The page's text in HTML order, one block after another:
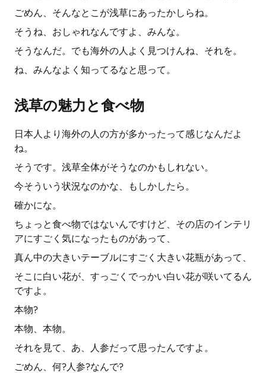
ごめん、そんなとこが浅草にあったかしらね。
そうね、おしゃれなんですよ、みんな。
そうなんだ。でも海外の人よく見つけんね、それを。
ね、みんなよく知ってるなと思って。
浅草の魅力と食べ物
日本人より海外の人の方が多かったって感じなんだよ
ね。
そうです。浅草全体がそうなのかもしれない。
今そういう状況なのかな、もしかしたら。
確かにな。
ちょっと食べ物ではないんですけど、その店のインテリ
アにすごく気になったものがあって、
真ん中の大きいテーブルにすごく大きい花瓶があって、
そこに白い花が、すっごくでっかい白い花が咲いてるん
ですよ。
本物?
本物、本物。
それを見て、あ、人参だって思ったんですよ。
ごめん、何?人参?なんで?